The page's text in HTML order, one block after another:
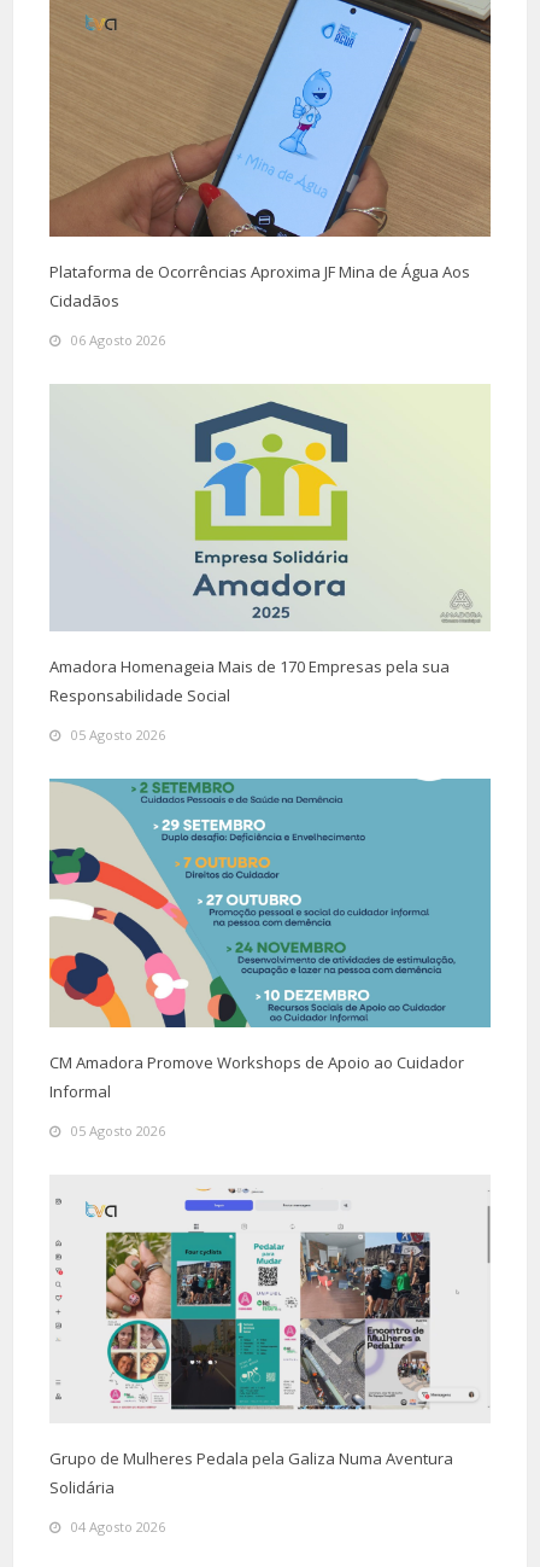
Plataforma de Ocorrências Aproxima JF Mina de Água Aos
Cidadãos
06 Agosto 2026
Amadora Homenageia Mais de 170 Empresas pela sua
Responsabilidade Social
05 Agosto 2026
CM Amadora Promove Workshops de Apoio ao Cuidador
Informal
05 Agosto 2026
Grupo de Mulheres Pedala pela Galiza Numa Aventura
Solidária
04 Agosto 2026